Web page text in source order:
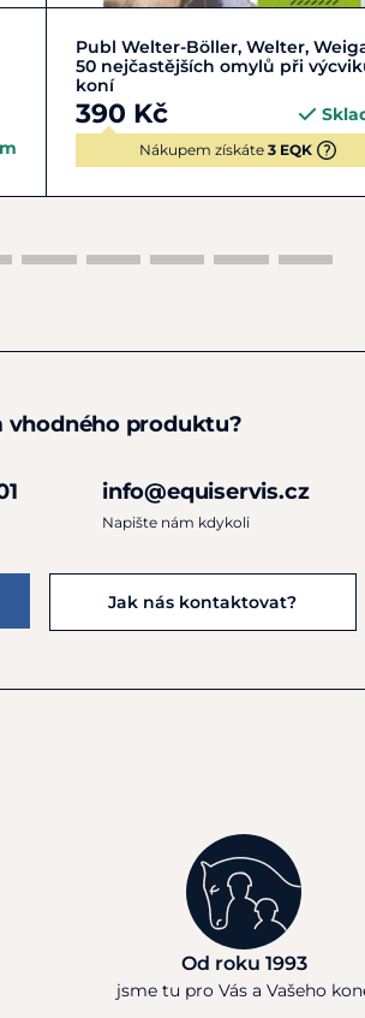
Do košíku
Publ Welter-Böller, Welter,
50 nejčastějších omylů při
koní
390 Kč
Nákupem získáte 3 EQK
vhodného produktu?
info@equiservis.cz
Napište nám kdykoli
Jak nás kontaktovat?
Od roku 1993
jsme tu pro Vás a Vašeho